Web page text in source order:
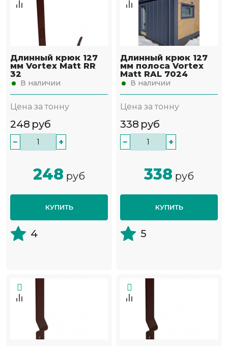
Длинный крюк 127
мм Vortex Matt RR
32
В наличии
Цена за тонну
248 руб
− +
248 руб
КУПИТЬ
4
Длинный крюк 127
мм полоса Vortex
Matt RAL 7024
В наличии
Цена за тонну
338 руб
− +
338 руб
КУПИТЬ
5